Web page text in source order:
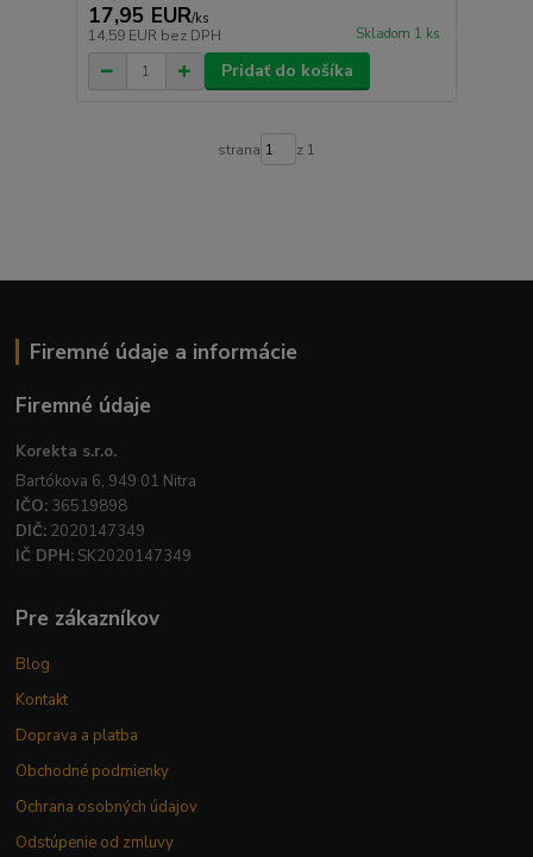
17,95 EUR/ks
14,59 EUR bez DPH Skladom 1 ks
Pridať do košíka
strana z 1
Firemné údaje a informácie
Firemné údaje
Korekta s.r.o.
Bartókova 6, 949 01 Nitra
IČO: 36519898
DIČ: 2020147349
IČ DPH: SK2020147349
Pre zákazníkov
Blog
Kontakt
Doprava a platba
Obchodné podmienky
Ochrana osobných údajov
Odstúpenie od zmluvy